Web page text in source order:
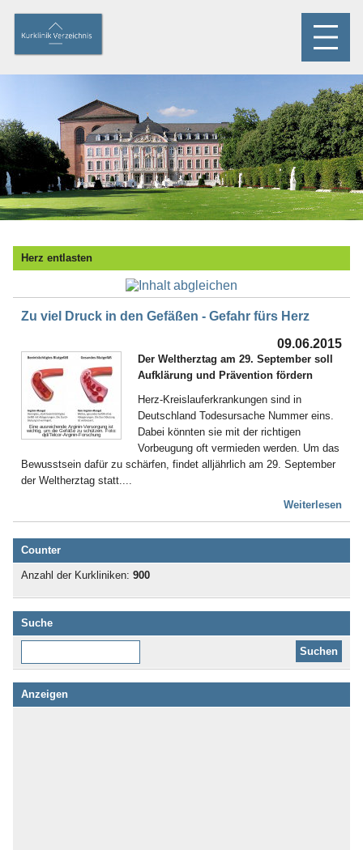
Herz entlasten
Zu viel Druck in den Gefäßen - Gefahr fürs Herz
09.06.2015
Eine ausreichende Arginin-Versorgung ist
wichtig, um die Gefäße zu schützen. Foto:
djd/Telcor-Arginin-Forschung
Der Weltherztag am 29. September soll
Aufklärung und Prävention fördern
Herz-Kreislauferkrankungen sind in
Deutschland Todesursache Nummer eins.
Dabei könnten sie mit der richtigen
Vorbeugung oft vermieden werden. Um das
Bewusstsein dafür zu schärfen, findet alljährlich am 29. September
der Weltherztag statt....
Weiterlesen
Counter
Anzahl der Kurkliniken: 900
Suche
Anzeigen